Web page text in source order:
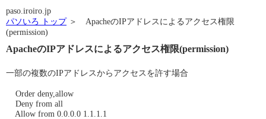
paso.iroiro.jp
パソいろ トップ＞ ApacheのIPアドレスによるアクセス権限
(permission)
ApacheのIPアドレスによるアクセス権限(permission)
一部の複数のIPアドレスからアクセスを許す場合
Order deny,allow
Deny from all
Allow from 0.0.0.0 1.1.1.1